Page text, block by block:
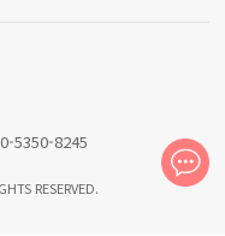
5350-8245
RESERVED.